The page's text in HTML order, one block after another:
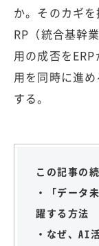
か。そのカギ
RP（統合基幹
用の成否を
用を同時に進
する。
この記事の
・「データ
躍する方法
・なぜ、AI